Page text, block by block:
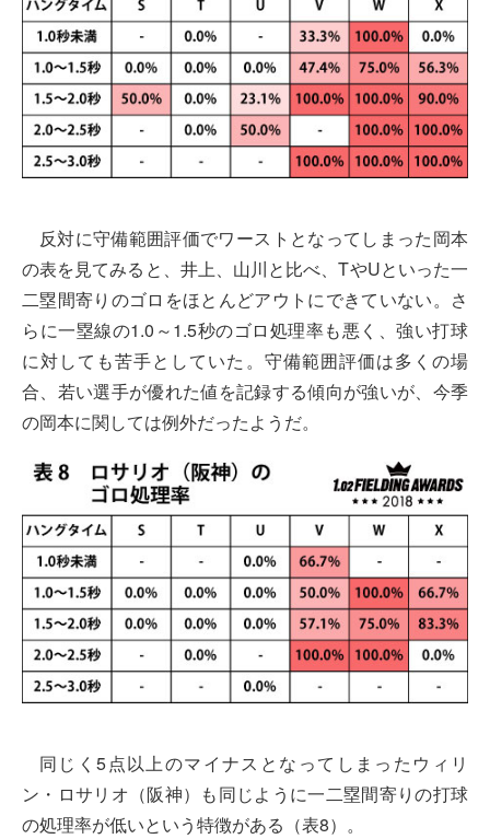
反対に守備範囲評価でワーストとなってしまった岡本
の表を見てみると、井上、山川と比べ、TやUといった一
二塁間寄りのゴロをほとんどアウトにできていない。さ
らに一塁線の1.0～1.5秒のゴロ処理率も悪く、強い打球
に対しても苦手としていた。守備範囲評価は多くの場
合、若い選手が優れた値を記録する傾向が強いが、今季
の岡本に関しては例外だったようだ。
同じく5点以上のマイナスとなってしまったウィリ
ン・ロサリオ（阪神）も同じように一二塁間寄りの打球
の処理率が低いという特徴がある（表8）。